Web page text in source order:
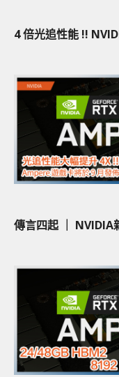
4 倍光追性能 !!
傳言四起 ｜